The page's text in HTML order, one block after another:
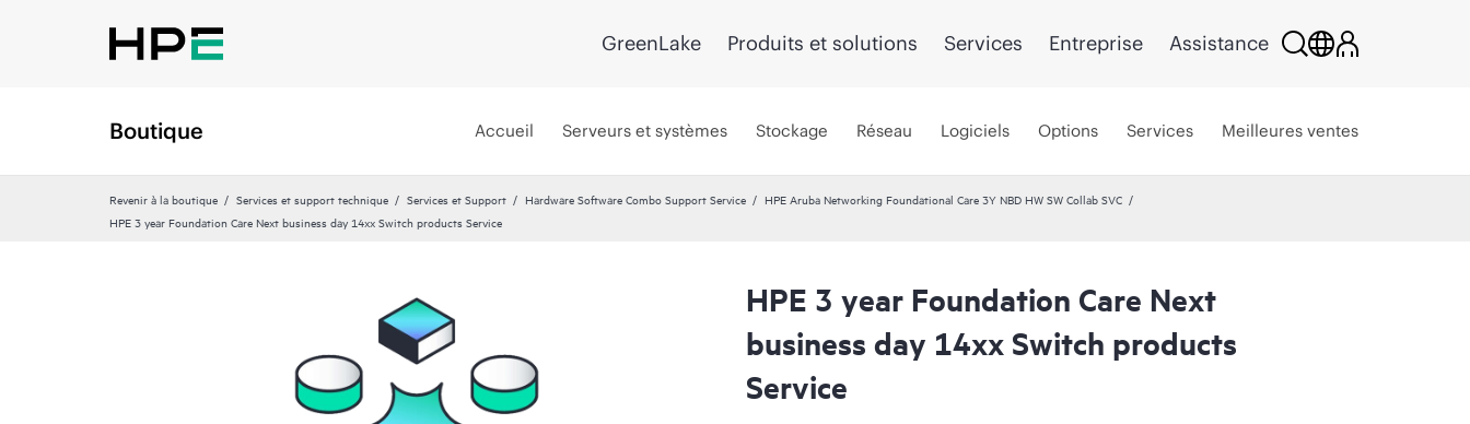
GreenLake Produits et solutions Services Entreprise Assistance
Boutique Accueil Serveurs et systèmes Stockage Réseau Logiciels Options Services Meilleures ventes
Revenir à la boutique Services et support technique Services et Support Hardware Software Combo Support Service
HPE Aruba Networking Foundational Care 3Y NBD HW SW Collab SVC
HPE 3 year Foundation Care Next business day 14xx Switch products Service
HPE 3 year Foundation Care Next
business day 14xx Switch products
Service